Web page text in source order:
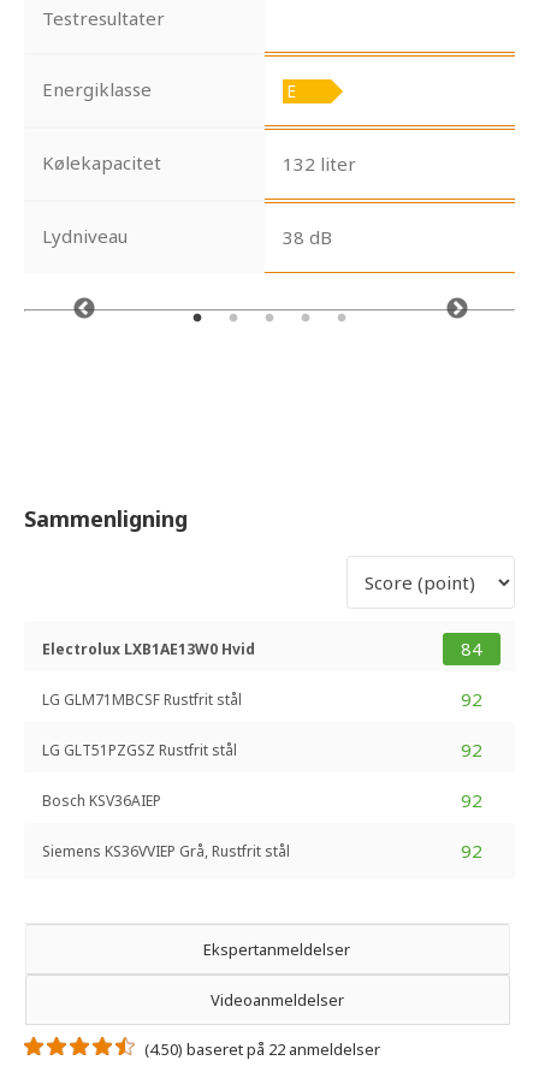
Testresultater
Energiklasse
Kølekapacitet 132 liter
Lydniveau 38 dB
Sammenligning
84
Electrolux LXB1AE13W0 Hvid
92
LG GLM71MBCSF Rustfrit stål
92
LG GLT51PZGSZ Rustfrit stål
92
Bosch KSV36AIEP
92
Siemens KS36VVIEP Grå, Rustfrit stål
Ekspertanmeldelser
Videoanmeldelser
(4.50) baseret på 22 anmeldelser